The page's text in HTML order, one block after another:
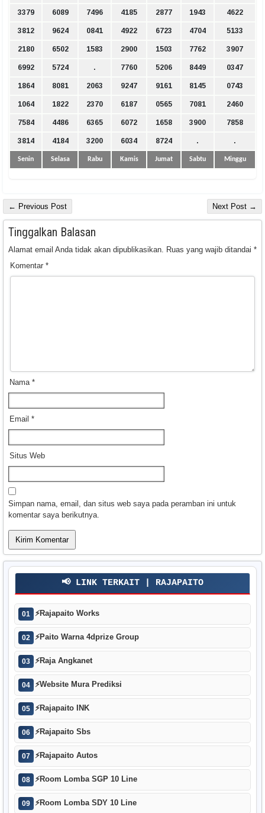
3379 6089 7496 4185 2877 1943 4622
3812 9624 0841 4922 6723 4704 5133
2180 6502 1583 2900 1503 7762 3907
6992 5724 . 7760 5206 8449 0347
1864 8081 2063 9247 9161 8145 0743
1064 1822 2370 6187 0565 7081 2460
7584 4486 6365 6072 1658 3900 7858
3814 4184 3200 6034 8724 . .
Senin Selasa Rabu Kamis Jumat Sabtu Minggu
← Previous Post Next Post →
Tinggalkan Balasan
Alamat email Anda tidak akan dipublikasikan. Ruas yang wajib ditandai *
Komentar *
Nama *
Email *
Situs Web
Simpan nama, email, dan situs web saya pada peramban ini untuk
komentar saya berikutnya.
📢 LINK TERKAIT | RAJAPAITO
01 ⚡Rajapaito Works
02 ⚡Paito Warna 4dprize Group
03 ⚡Raja Angkanet
04 ⚡Website Mura Prediksi
05 ⚡Rajapaito INK
06 ⚡Rajapaito Sbs
07 ⚡Rajapaito Autos
08 ⚡Room Lomba SGP 10 Line
09 ⚡Room Lomba SDY 10 Line